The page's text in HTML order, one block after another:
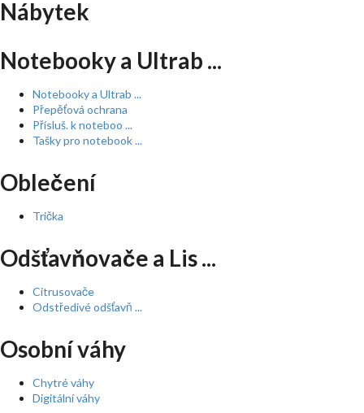
Nábytek
Notebooky a Ultrab ...
Notebooky a Ultrab ...
Přepěťová ochrana
Přísluš. k noteboo ...
Tašky pro notebook ...
Oblečení
Trička
Odšťavňovače a Lis ...
Citrusovače
Odstředivé odšťavň ...
Osobní váhy
Chytré váhy
Digitální váhy